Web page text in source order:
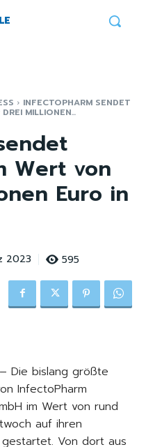
INFECTOPHARM SENDET
MILLIONEN...
Wert von
Euro in
2023 595
Die bislang größte
InfectoPharm
im Wert von rund
auf ihren
Von dort aus